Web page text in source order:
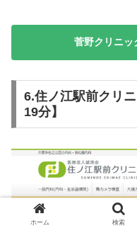
菅野クリニッ
6.住ノ江駅前クリ
19分】
ホーム 検索